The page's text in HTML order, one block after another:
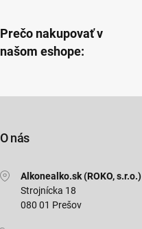
Prečo nakupovať v
našom eshope:
O nás
Alkonealko.sk (ROKO, s.r.o.)
Strojnícka 18
080 01 Prešov